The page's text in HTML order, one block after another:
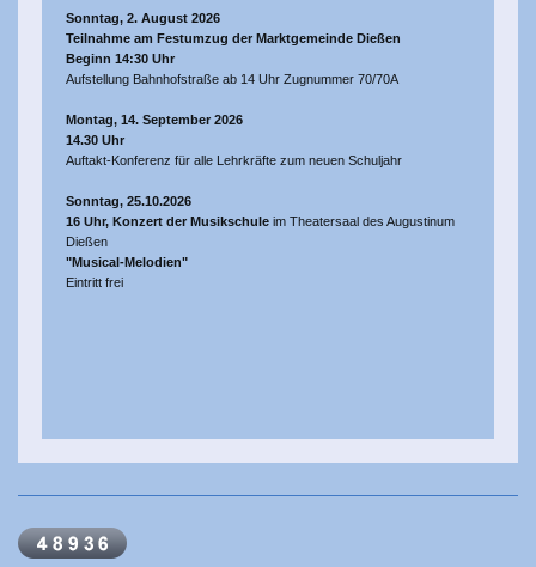
Sonntag, 2. August 2026
Teilnahme am Festumzug der Marktgemeinde Dießen
Beginn 14:30 Uhr
Aufstellung Bahnhofstraße ab 14 Uhr Zugnummer 70/70A
Montag, 14. September 2026
14.30 Uhr
Auftakt-Konferenz für alle Lehrkräfte zum neuen Schuljahr
Sonntag, 25.10.2026
16 Uhr, Konzert der Musikschule im Theatersaal des Augustinum
Dießen
"Musical-Melodien"
Eintritt frei